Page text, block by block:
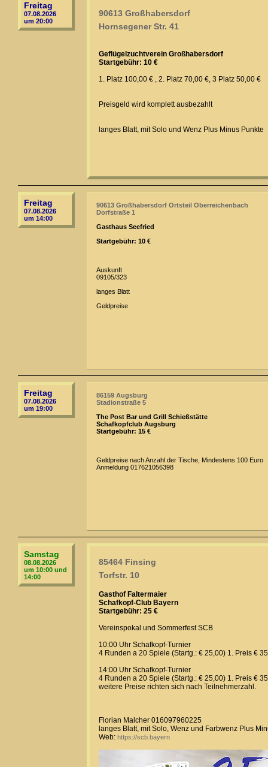
Freitag
07.08.2026
um 20:00
90613 Großhabersdorf
Hornsegener Str. 41
Geflügelzuchtverein Großhabersdorf
Startgebühr: 10 €
1. Platz 100,00 € , 2. Platz 70,00 €, 3 Platz 50,00 €
Preisgeld wird komplett ausbezahlt
langes Blatt, mit Solo und Wenz Plus Minus Punkte
Freitag
07.08.2026
um 14:00
90613 Großhabersdorf Ortsteil Oberreichenbach
Dorfstraße 1
Gasthaus Seefried
Startgebühr: 10 €
Auskunft
09105/323
langes Blatt
Geldpreise
Freitag
07.08.2026
um 19:00
86159 Augsburg
Stadionstraße 5
The Post Bar und Grill Schießstätte
Schafkopfclub Augsburg
Startgebühr: 15 €
Geldpreise nach Anzahl der Tische, Mindestens 100 Euro
Anmeldung 017621056398
Samstag
08.08.2026
um 10:00 und
14:00
85464 Finsing
Torfstr. 10
Gasthof Faltermaier
Schafkopf-Club Bayern
Startgebühr: 25 €
Vereinspokal und Sommerfest SCB
10:00 Uhr Schafkopf-Turnier
4 Runden a 20 Spiele (Startg.: € 25,00) 1. Preis €
14:00 Uhr Schafkopf-Turnier
4 Runden a 20 Spiele (Startg.: € 25,00) 1. Preis €
weitere Preise richten sich nach Teilnehmerzahl.
Florian Malcher 016097960225
langes Blatt, mit Solo, Wenz und Farbwenz Plus
Web: https://scb.bayern